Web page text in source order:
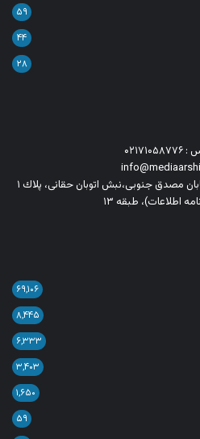
۵۹
۴۴
۲۸
آدرس: تهران - خیابان میرداماد، خیابان مصدق جنوبی،نبش اتوبان حقانی، پلاك ١
اطلاعات)، طبقه ۱۳
۶۹,۱۰۶
۸,۴۴۵
۶,۳۳۳
۳,۴۰۳
۱,۶۵۰
۵۹